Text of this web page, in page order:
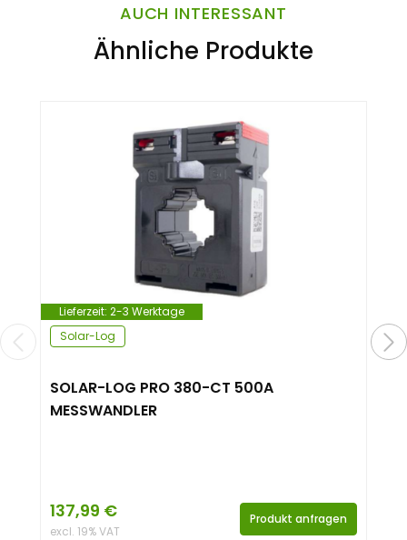
AUCH INTERESSANT
Ähnliche Produkte
Lieferzeit: 2-3 Werktage
Solar-Log
SOLAR-LOG PRO 380-CT 500A
MESSWANDLER
137,99 €
excl. 19% VAT
Produkt anfragen